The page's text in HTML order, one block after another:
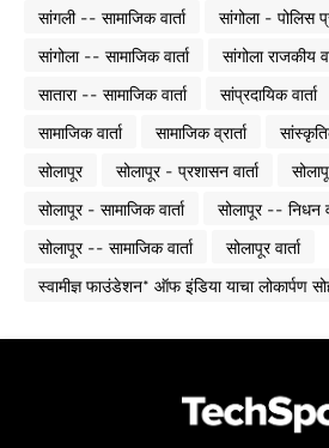
सांगली -- सामाजिक वार्ता
सांगोला - पोलिस
सांगोला -- सामाजिक वार्ता
सांगोला राजकीय
सातारा -- सामाजिक वार्ता
सांप्रदायिक वार्ता
सामाजिक वार्ता
सामाजिक व्रार्ता
सोलापूर
सोलापूर - प्रशासन वार्ता
सोलापूर - सामाजिक वार्ता
सोलापूर -- निधन
सोलापूर -- सामाजिक वार्ता
सोलापूर वार्ता
स्वामीज्ञ फाउंडेशन* ऑफ इंडिया याचा लोकार्पण